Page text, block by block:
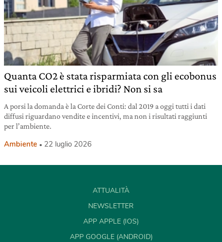
Quanta CO2 è stata risparmiata con gli ecobonus
sui veicoli elettrici e ibridi? Non si sa
A porsi la domanda è la Corte dei Conti: dal 2019 a oggi tutti i dati
diffusi riguardano vendite e incentivi, ma non i risultati raggiunti
per l’ambiente.
Ambiente 22 luglio 2026
ATTUALITÀ
NEWSLETTER
APP APPLE (IOS)
APP GOOGLE (ANDROID)